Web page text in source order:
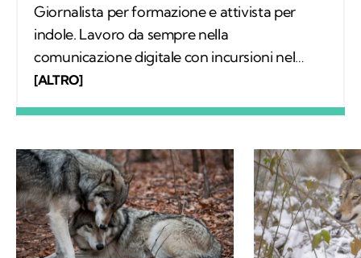
Giornalista per formazione e attivista per
indole. Lavoro da sempre nella
comunicazione digitale con incursioni nel
mondo della carta stampata, dove mi sono
all’aria aperta, e appena posso mi cimento in
percorsi di trekking nella natura. Nella filosofia
di Kodami ho ritrovato i miei valori e un
approccio consapevole ma agile ai problemi
del mondo.
[ALTRO]